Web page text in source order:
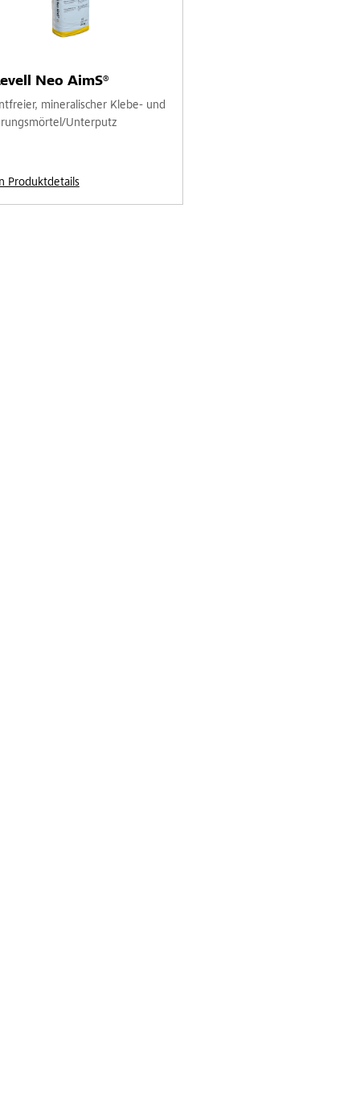
Neo AimS®
mineralischer Klebe- und
Unterputz
Produktdetails